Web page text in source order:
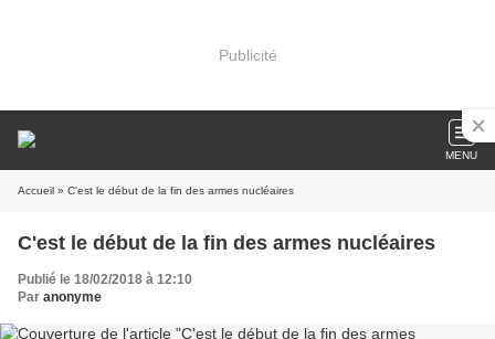
Publicité
MENU
Accueil » C'est le début de la fin des armes nucléaires
C'est le début de la fin des armes nucléaires
Publié le 18/02/2018 à 12:10
Par anonyme